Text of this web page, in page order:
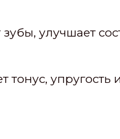
улучшает
тонус,